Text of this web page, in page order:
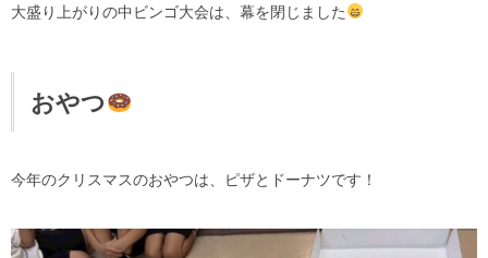
大盛り上がりの中ビンゴ大会は、幕を閉じました
おやつ
今年のクリスマスのおやつは、ピザとドーナツです！